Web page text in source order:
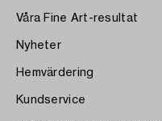
Våra Fine Art-resultat
Nyheter
Hemvärdering
Kundservice